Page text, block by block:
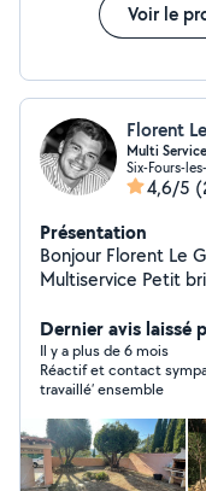
Voir le
Florent
Multi Service
Six-Fours-
4,6/5
Présentation
Bonjour Florent Le Goff 27 ans AutoEntrepreneur
Multiservice Petit bricolage - montage de meubles -
et autres Sérieux et
contacter
Dernier avis laissé
Il y a plus de 6 mois
Réactif et contact
travaillé’ ensemble